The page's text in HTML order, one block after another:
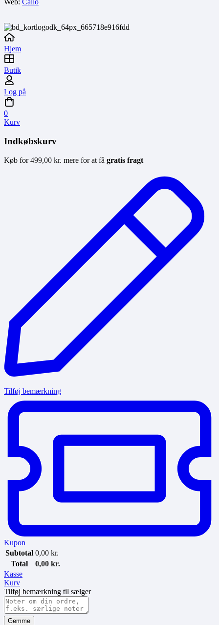
Web: Calio
Hjem
Butik
Log på
0
Kurv
Indkøbskurv
Køb for499,00 kr. mere for at få gratis fragt
Tilføj bemærkning
Kupon
Subtotal 0,00 kr.
Total
0,00 kr.
Kasse
Kurv
Tilføj bemærkning til sælger
Gemme